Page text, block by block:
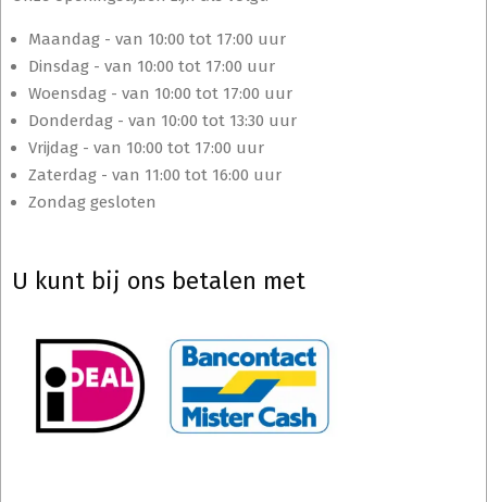
Maandag - van 10:00 tot 17:00 uur
Dinsdag - van 10:00 tot 17:00 uur
Woensdag - van 10:00 tot 17:00 uur
Donderdag - van 10:00 tot 13:30 uur
Vrijdag - van 10:00 tot 17:00 uur
Zaterdag - van 11:00 tot 16:00 uur
Zondag gesloten
U kunt bij ons betalen met